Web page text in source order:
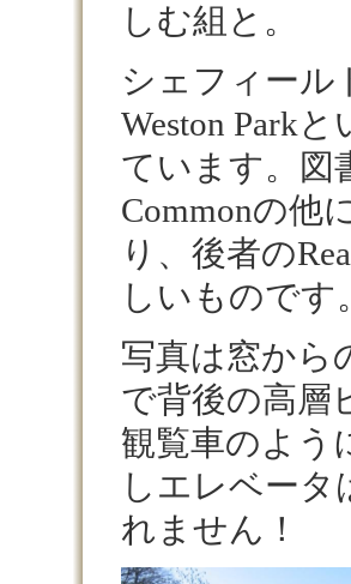
しむ組と。
シェフィール
Weston Park
ています。図
Commonの他
り、後者の
しいものです。
写真は窓から
で背後の高層
観覧車のよう
しエレベー
れません！